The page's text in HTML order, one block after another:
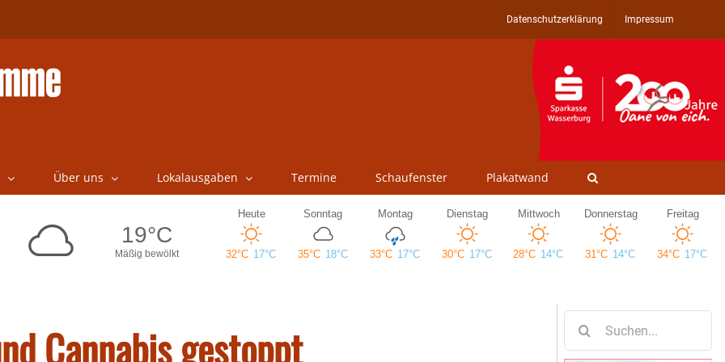
Datenschutzerklärung Impressum
Über uns Lokalausgaben Termine Schaufenster Plakatwand
Cannabis gestoppt
nach: